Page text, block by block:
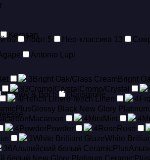
Kerasan
Antonio Lupi
Villeroy & Boch
Hansgrohe
60 Лофт 5 Нео-классика 13
3 Bright Oak/Glass Cream Bright
33Cromo/Crystal Cromo/Crystal
4French LinenFrench Linen 4
Glossy Black New Glory
Macaroon 4 MintMint 4
4 PowderPowder 4 Rose Rose
1 White Brilliant GlazeWhite
36Альпийский белый CeramicPlus
белый New Glory Platinum CeramicPlus